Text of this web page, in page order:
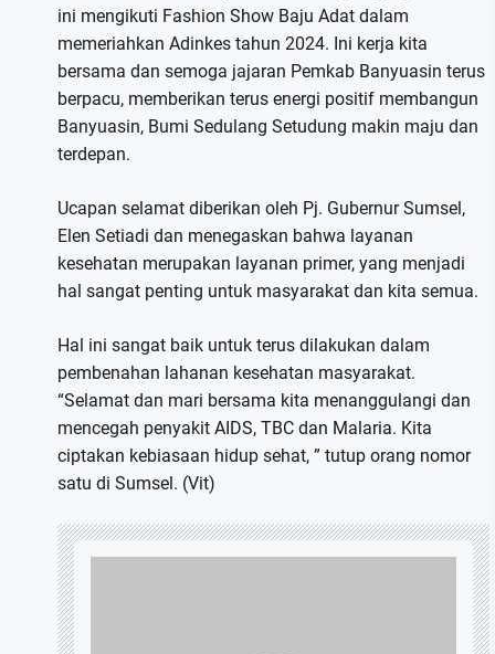
ini mengikuti Fashion Show Baju Adat dalam
memeriahkan Adinkes tahun 2024. Ini kerja kita
bersama dan semoga jajaran Pemkab Banyuasin terus
berpacu, memberikan terus energi positif membangun
Banyuasin, Bumi Sedulang Setudung makin maju dan
terdepan.
Ucapan selamat diberikan oleh Pj. Gubernur Sumsel,
Elen Setiadi dan menegaskan bahwa layanan
kesehatan merupakan layanan primer, yang menjadi
hal sangat penting untuk masyarakat dan kita semua.
Hal ini sangat baik untuk terus dilakukan dalam
pembenahan lahanan kesehatan masyarakat.
“Selamat dan mari bersama kita menanggulangi dan
mencegah penyakit AIDS, TBC dan Malaria. Kita
ciptakan kebiasaan hidup sehat, ” tutup orang nomor
satu di Sumsel. (Vit)